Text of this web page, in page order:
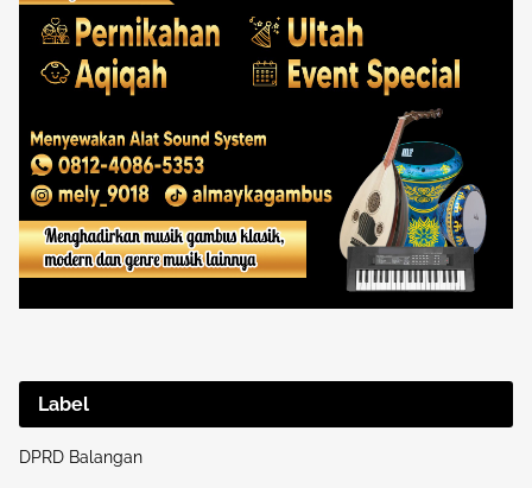
Label
DPRD Balangan